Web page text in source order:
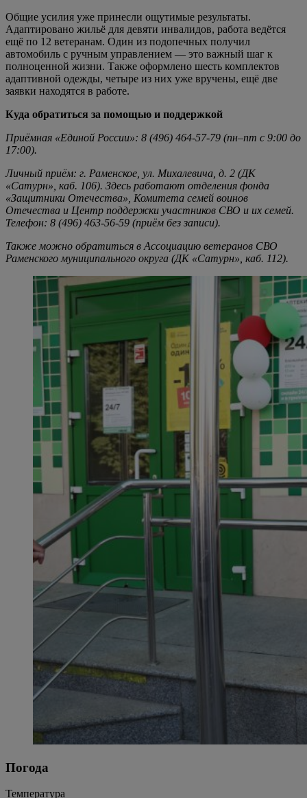
Общие усилия уже принесли ощутимые результаты.
Адаптировано жильё для девяти инвалидов, работа ведётся
ещё по 12 ветеранам. Один из подопечных получил
автомобиль с ручным управлением — это важный шаг к
полноценной жизни. Также оформлено шесть комплектов
адаптивной одежды, четыре из них уже вручены, ещё две
заявки находятся в работе.
Куда обратиться за помощью и поддержкой
Приёмная «Единой России»: 8 (496) 464-57-79 (пн–пт с 9:00 до
17:00).
Личный приём: г. Раменское, ул. Михалевича, д. 2 (ДК
«Сатурн», каб. 106). Здесь работают отделения фонда
«Защитники Отечества», Комитета семей воинов
Отечества и Центр поддержки участников СВО и их семей.
Телефон: 8 (496) 463-56-59 (приём без записи).
Также можно обратиться в Ассоциацию ветеранов СВО
Раменского муниципального округа (ДК «Сатурн», каб. 112).
Погода
Температура